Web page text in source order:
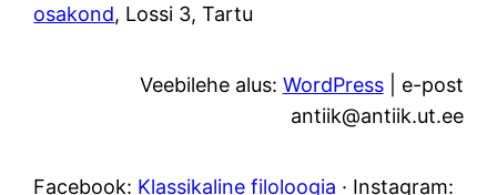
osakond, Lossi 3, Tartu
Veebilehe alus: WordPress| e-post
antiik@antiik.ut.ee
Facebook: Klassikaline filoloogia · Instagram: